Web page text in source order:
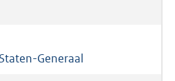
Generaal